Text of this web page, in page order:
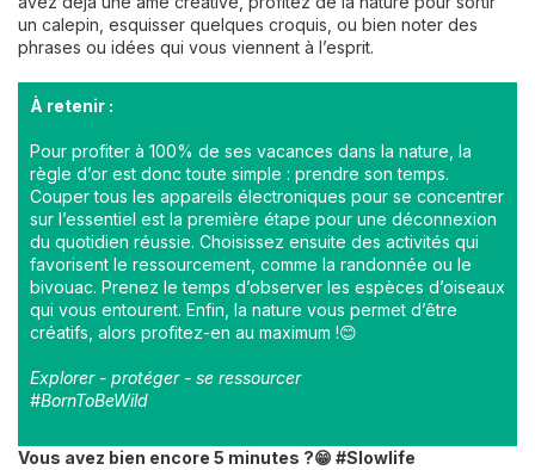
un calepin, esquisser quelques croquis, ou bien noter des
phrases ou idées qui vous viennent à l’esprit.
À retenir :
Pour profiter à 100% de ses vacances dans la nature, la
règle d’or est donc toute simple : prendre son temps.
Couper tous les appareils électroniques pour se concentrer
sur l’essentiel est la première étape pour une déconnexion
du quotidien réussie. Choisissez ensuite des activités qui
favorisent le ressourcement, comme la randonnée ou le
bivouac. Prenez le temps d’observer les espèces d’oiseaux
qui vous entourent. Enfin, la nature vous permet d’être
créatifs, alors profitez-en au maximum !😊
Explorer - protéger - se ressourcer
#BornToBeWild
Vous avez bien encore 5 minutes ?😁 #Slowlife